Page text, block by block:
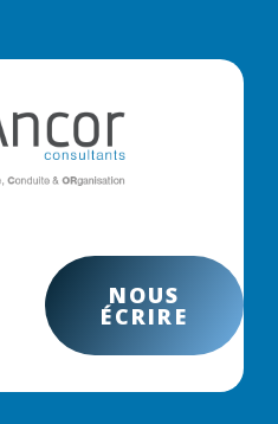
NOUS
ÉCRIRE